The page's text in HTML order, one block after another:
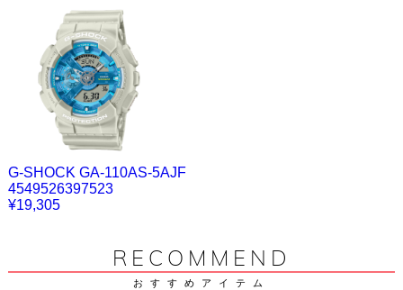
G-SHOCK GA-110AS-5AJF
4549526397523
¥19,305
RECOMMEND
おすすめアイテム